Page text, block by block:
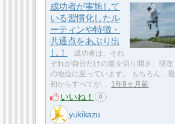
成功者が実施して
いる習慣化したル
ーティンや特徴・
共通点をあぶり出
し！
成功者は、それ
ぞれが自分だけの道を切り開き、現在
の地位に至っています。 もちろん、最
初からすべてが… 1年9ヶ月前
いいね！ 0
yukikazu